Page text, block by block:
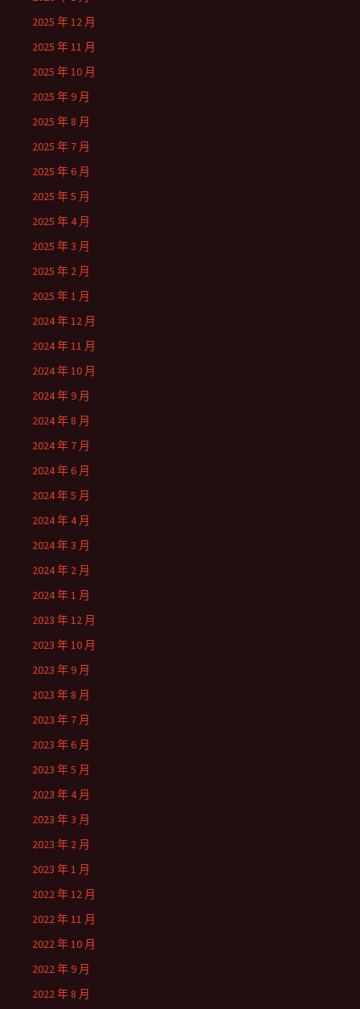
2025 年 12 月
2025 年 11 月
2025 年 10 月
2025 年 9 月
2025 年 8 月
2025 年 7 月
2025 年 6 月
2025 年 5 月
2025 年 4 月
2025 年 3 月
2025 年 2 月
2025 年 1 月
2024 年 12 月
2024 年 11 月
2024 年 10 月
2024 年 9 月
2024 年 8 月
2024 年 7 月
2024 年 6 月
2024 年 5 月
2024 年 4 月
2024 年 3 月
2024 年 2 月
2024 年 1 月
2023 年 12 月
2023 年 10 月
2023 年 9 月
2023 年 8 月
2023 年 7 月
2023 年 6 月
2023 年 5 月
2023 年 4 月
2023 年 3 月
2023 年 2 月
2023 年 1 月
2022 年 12 月
2022 年 11 月
2022 年 10 月
2022 年 9 月
2022 年 8 月